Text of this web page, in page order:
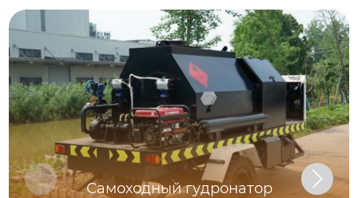
Самоходный гудронатор